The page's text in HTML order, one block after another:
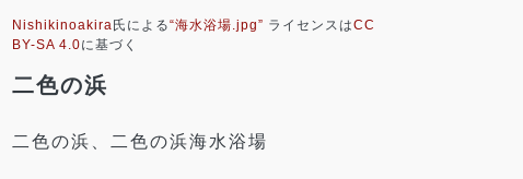
Nishikinoakira 氏による“海水浴場.jpg” ライセンスはCC
BY-SA 4.0に基づく
二色の浜
二色の浜、二色の浜海水浴場